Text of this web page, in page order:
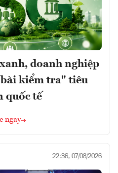
doanh nghiệp
kiểm tra" tiêu
quốc tế
ngay
22:36, 07/08/2026